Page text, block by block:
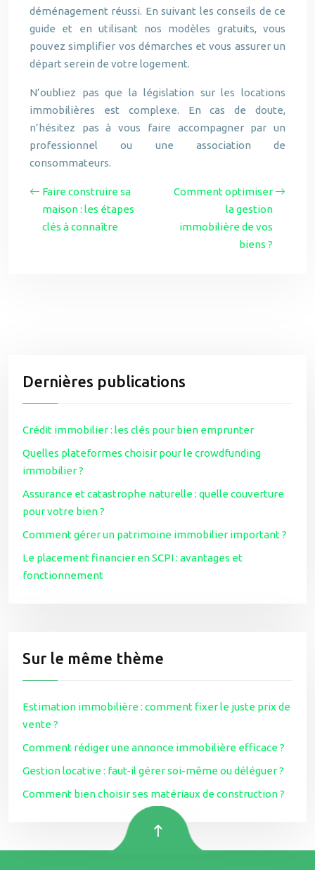
déménagement réussi. En suivant les conseils de ce
guide et en utilisant nos modèles gratuits, vous
pouvez simplifier vos démarches et vous assurer un
départ serein de votre logement.
N’oubliez pas que la législation sur les locations
immobilières est complexe. En cas de doute,
n’hésitez pas à vous faire accompagner par un
professionnel ou une association de
consommateurs.
Faire construire sa
maison : les étapes
clés à connaître
Comment optimiser
la gestion
immobilière de vos
biens ?
Dernières publications
Crédit immobilier : les clés pour bien emprunter
Quelles plateformes choisir pour le crowdfunding
immobilier ?
Assurance et catastrophe naturelle : quelle couverture
pour votre bien ?
Comment gérer un patrimoine immobilier important ?
Le placement financier en SCPI : avantages et
fonctionnement
Sur le même thème
Estimation immobilière : comment fixer le juste prix de
vente ?
Comment rédiger une annonce immobilière efficace ?
Gestion locative : faut-il gérer soi-même ou déléguer ?
Comment bien choisir ses matériaux de construction ?